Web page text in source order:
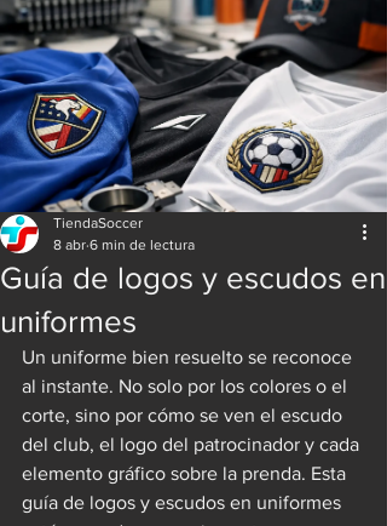
Guía de logos y escudos en
uniformes
TiendaSoccer
8 abr 6 min de lectura
Un uniforme bien resuelto se reconoce
al instante. No solo por los colores o el
corte, sino por cómo se ven el escudo
del club, el logo del patrocinador y cada
elemento gráfico sobre la prenda. Esta
guía de logos y escudos en uniformes